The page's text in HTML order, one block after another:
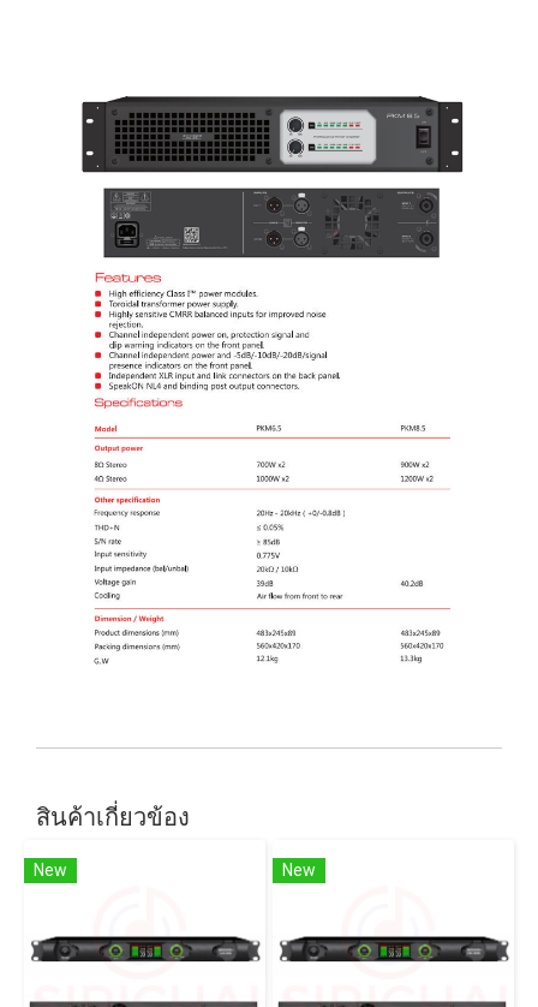
สินค้าเกี่ยวข้อง
New New